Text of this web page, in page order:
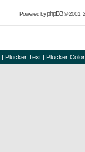
Powered byphpBB© 2001,
| Plucker Text | Plucker Color